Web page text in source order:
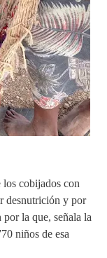
cobijados con
desnutrición y por
la que, señala la
niños de esa